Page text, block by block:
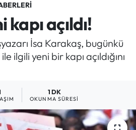
açıldı!
İsa Karakaş, bugünkü
ilgili yeni bir kapı açıldığını
1 DK
OKUNMA SÜRESI